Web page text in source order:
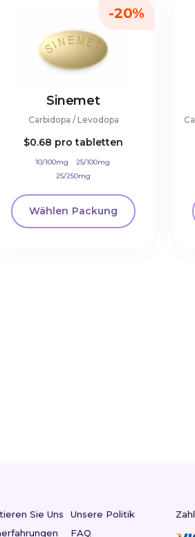
Sinemet
Carbidopa / Levodopa
$0.68 pro tabletten
10/100mg
25/100mg
25/250mg
Wählen Packung
-20%
Sie Uns
Unsere Politik
FAQ